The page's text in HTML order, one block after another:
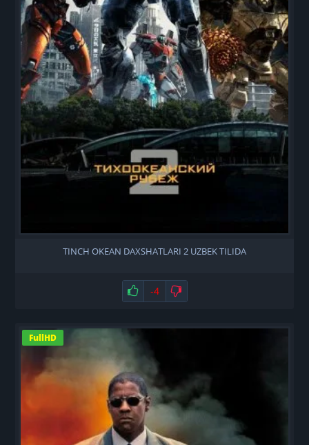
TINCH OKEAN DAXSHATLARI 2 UZBEK TILIDA
Нравится
-4 Не нравится
FullHD